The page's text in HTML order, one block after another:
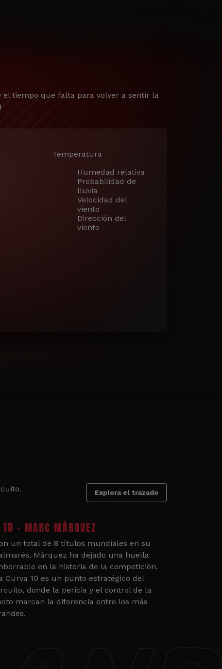
tiempo que falta para volver a sentir la
Temperatura
Humedad relativa
Probabilidad de
lluvia
Velocidad del
viento
Dirección del
viento
Explora el trazado
10 - MARC MÁRQUEZ
un total de 8 títulos mundiales en su
Márquez ha dejado una huella
en la historia de la competición.
Curva 10 es un punto estratégico del
donde la pericia y el control de la
marcan la diferencia entre los más